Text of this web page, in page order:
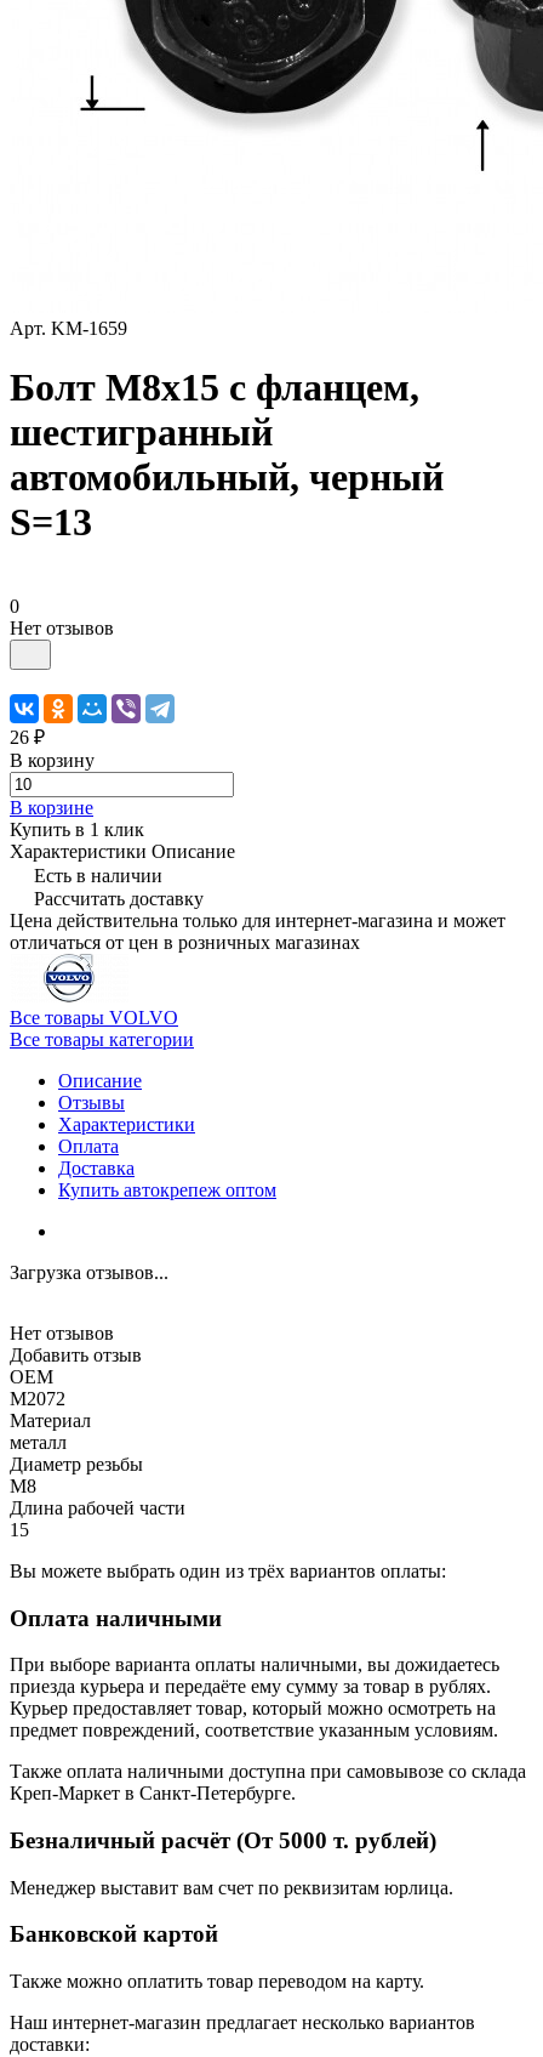
Арт. KM-1659
Болт М8x15 с фланцем,
шестигранный
автомобильный, черный
S=13
0
Нет отзывов
26 ₽
В корзину
В корзине
Купить в 1 клик
Характеристики Описание
Есть в наличии
Рассчитать доставку
Цена действительна только для интернет-магазина и может
отличаться от цен в розничных магазинах
Все товары VOLVO
Все товары категории
Описание
Отзывы
Характеристики
Оплата
Доставка
Купить автокрепеж оптом
Загрузка отзывов...
Нет отзывов
Добавить отзыв
OEM
M2072
Материал
металл
Диаметр резьбы
M8
Длина рабочей части
15
Вы можете выбрать один из трёх вариантов оплаты:
Оплата наличными
При выборе варианта оплаты наличными, вы дожидаетесь
приезда курьера и передаёте ему сумму за товар в рублях.
Курьер предоставляет товар, который можно осмотреть на
предмет повреждений, соответствие указанным условиям.
Также оплата наличными доступна при самовывозе со склада
Креп-Маркет в Санкт-Петербурге.
Безналичный расчёт (От 5000 т. рублей)
Менеджер выставит вам счет по реквизитам юрлица.
Банковской картой
Также можно оплатить товар переводом на карту.
Наш интернет-магазин предлагает несколько вариантов
доставки: